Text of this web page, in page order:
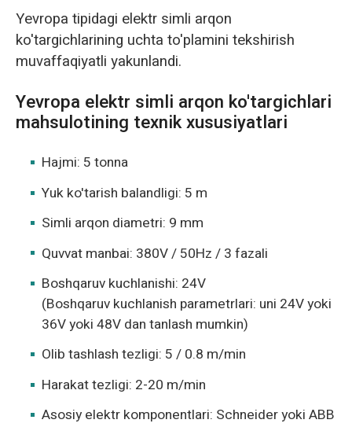
Yevropa tipidagi elektr simli arqon
ko'targichlarining uchta to'plamini tekshirish
muvaffaqiyatli yakunlandi.
Yevropa elektr simli arqon ko'targichlari
mahsulotining texnik xususiyatlari
Hajmi: 5 tonna
Yuk ko'tarish balandligi: 5 m
Simli arqon diametri: 9 mm
Quvvat manbai: 380V / 50Hz / 3 fazali
Boshqaruv kuchlanishi: 24V
(Boshqaruv kuchlanish parametrlari: uni 24V yoki
36V yoki 48V dan tanlash mumkin)
Olib tashlash tezligi: 5 / 0.8 m/min
Harakat tezligi: 2-20 m/min
Asosiy elektr komponentlari: Schneider yoki ABB